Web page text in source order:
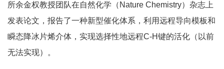
所余金权教授团队在自然化学（Nature Chemistry）杂志上
发表论文，报告了一种新型催化体系，利用远程导向模板和
瞬态降冰片烯介体，实现选择性地远程C-H键的活化（以前
无法实现）。